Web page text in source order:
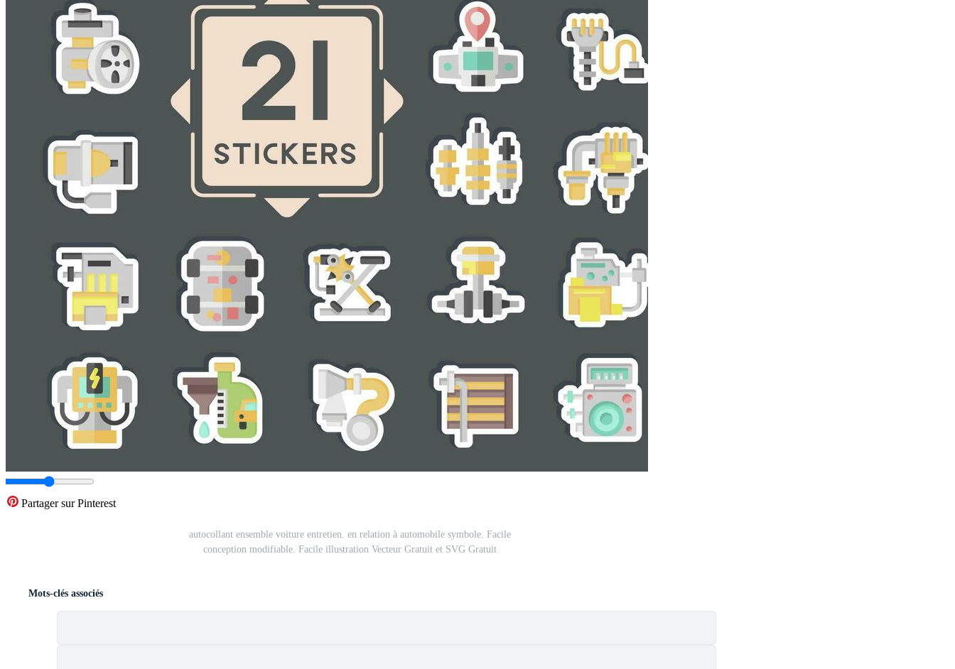
Partager sur Pinterest
autocollant ensemble voiture entretien. en relation à automobile symbole. Facile
conception modifiable. Facile illustration Vecteur Gratuit et SVG Gratuit
Mots-clés associés